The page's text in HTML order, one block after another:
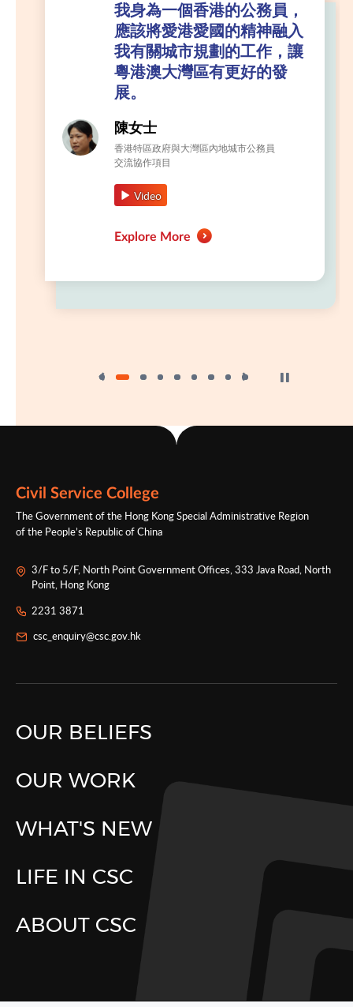
我身為一個香港的公務員，
應該將愛港愛國的精神融入
我有關城市規劃的工作，讓
粵港澳大灣區有更好的發
展。
陳女士
香港特區政府與大灣區內地城市公務員
交流協作項目
Video
Explore More
Click to Stop the
Civil Service College
The Government of the Hong Kong Special Administrative Region
of the People’s Republic of China
3/F to 5/F, North Point Government Offices, 333 Java Road, North
Point, Hong Kong
2231 3871
csc_enquiry@csc.gov.hk
OUR BELIEFS
OUR WORK
WHAT'S NEW
LIFE IN CSC
ABOUT CSC